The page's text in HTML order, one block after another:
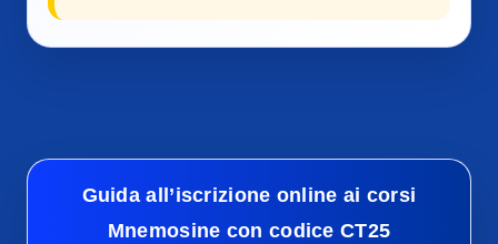
Guida all’iscrizione online ai corsi
Mnemosine con codice CT25